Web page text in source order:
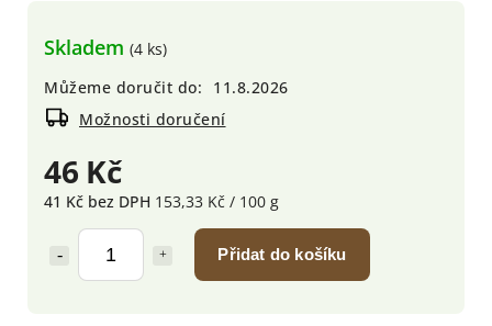
46 Kč
41 Kč bez DPH 153,33 Kč / 100 g
Přidat do košíku
Skladem (4 ks)
Můžeme doručit do:
11.8.2026
Možnosti doručení